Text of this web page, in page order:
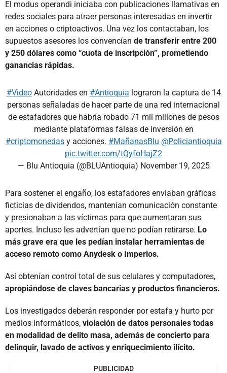
El modus operandi iniciaba con publicaciones llamativas en
redes sociales para atraer personas interesadas en invertir
en acciones o criptoactivos. Una vez los contactaban, los
supuestos asesores los convencían de transferir entre 200
y 250 dólares como “cuota de inscripción”, prometiendo
ganancias rápidas.
#VideoAutoridades en #Antioquia lograron la captura de 14
personas señaladas de hacer parte de una red internacional
de estafadores que habría robado 71 mil millones de pesos
mediante plataformas falsas de inversión en
#criptomonedasy acciones. #MañanasBlu @Policiantioquia
pic.twitter.com/tQyfoHajZ2
— Blu Antioquia (@BLUAntioquia) November 19, 2025
Para sostener el engaño, los estafadores enviaban gráficas
ficticias de dividendos, mantenían comunicación constante
y presionaban a las víctimas para que aumentaran sus
aportes. Incluso les advertían que no podían retirarse. Lo
más grave era que les pedían instalar herramientas de
acceso remoto como Anydesk o Imperios.
Así obtenían control total de sus celulares y computadores,
apropiándose de claves bancarias y productos financieros.
Los investigados deberán responder por estafa y hurto por
medios informáticos, violación de datos personales todas
en modalidad de delito masa, además de concierto para
delinquir, lavado de activos y enriquecimiento ilícito.
PUBLICIDAD